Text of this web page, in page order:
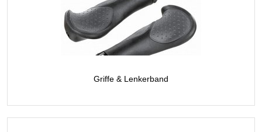
Griffe & Lenkerband